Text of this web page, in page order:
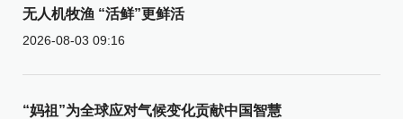
无人机牧渔 “活鲜”更鲜活
2026-08-03 09:16
“妈祖”为全球应对气候变化贡献中国智慧